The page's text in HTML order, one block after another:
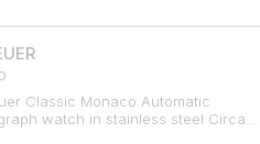
Classic Monaco Automatic
watch in stainless steel Circa